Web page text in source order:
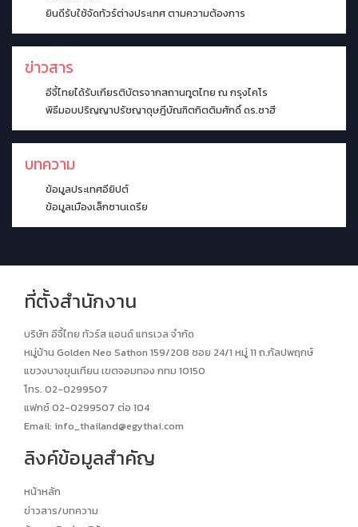
ยินดีรับใช้จัดทัวร์ต่างประเทศ ตามความต้องการ
ข่าวสาร
อีจี้ไทยได้รับเกียรติบัตรจากสถานทูตไทย ณ กรุงไคโร
พิธีมอบปริญญาปรัชญาดุษฎีบัณฑิตกิตติมศักดิ์ ดร.ซาฮี
บทความ
ข้อมูลประเทศอียิปต์
ข้อมูลเมืองเล็กซานเดรีย
ที่ตั้งสำนักงาน
บริษัท อีจี้ไทย ทัวร์ส แอนด์ แทรเวล จำกัด
หมู่บ้าน Golden Neo Sathon 159/208 ซอย 24/1 หมู่ 11 ถ.กัลปพฤกษ์
แขวงบางขุนเทียน เขตจอมทอง กทม 10150
โทร. 02-0299507
แฟกซ์ 02-0299507 ต่อ 104
Email: info_thailand@egythai.com
ลิงค์ข้อมูลสำคัญ
หน้าหลัก
ข่าวสาร/บทความ